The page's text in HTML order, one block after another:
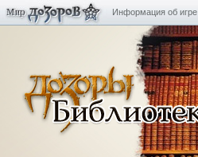
Информация об игре